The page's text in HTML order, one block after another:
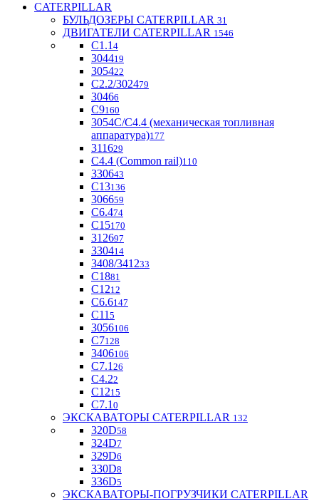
CATERPILLAR
БУЛЬДОЗЕРЫ CATERPILLAR 31
ДВИГАТЕЛИ CATERPILLAR 1546
C1.1 4
304419
305422
С2.2/302479
30466
С9160
3054С/С4.4 (механическая топливная
аппаратура)177
311629
С4.4 (Common rail)110
330643
С13136
306659
С6.474
С15170
312697
330414
3408/341233
С1881
C1212
С6.6147
C11 5
3056106
С7128
3406106
C7.1 26
C4.22
С1215
С7.1 0
ЭКСКАВАТОРЫ CATERPILLAR 132
320D58
324D7
329D6
330D8
336D5
ЭКСКАВАТОРЫ-ПОГРУЗЧИКИ CATERPILLAR